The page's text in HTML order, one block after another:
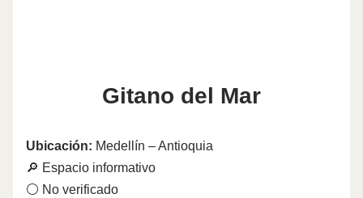
Gitano del Mar
Ubicación: Medellín – Antioquia
🔎 Espacio informativo
⚪ No verificado